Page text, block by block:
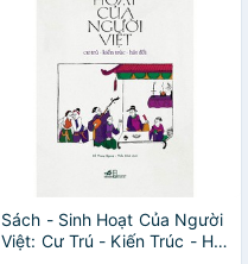
Sách - Sinh Hoạt Của Người
Việt: Cư Trú - Kiến Trúc - Hát